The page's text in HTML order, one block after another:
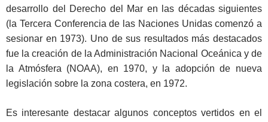
desarrollo del Derecho del Mar en las décadas siguientes
(la Tercera Conferencia de las Naciones Unidas comenzó a
sesionar en 1973). Uno de sus resultados más destacados
fue la creación de la Administración Nacional Oceánica y de
la Atmósfera (NOAA), en 1970, y la adopción de nueva
legislación sobre la zona costera, en 1972.
Es interesante destacar algunos conceptos vertidos en el